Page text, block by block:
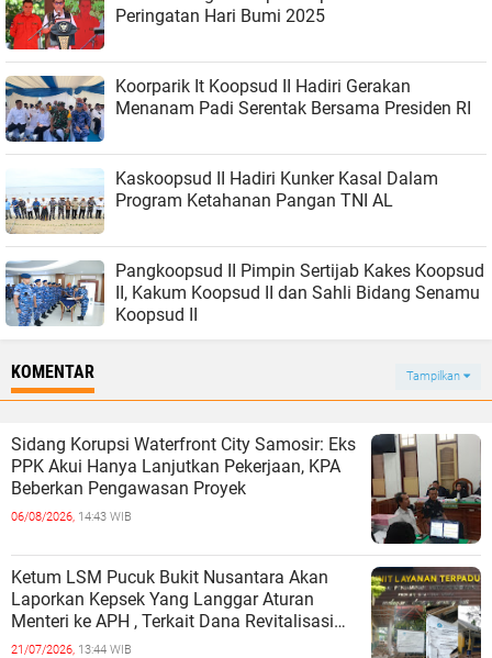
Peringatan Hari Bumi 2025
Koorparik It Koopsud II Hadiri Gerakan
Menanam Padi Serentak Bersama Presiden RI
Kaskoopsud II Hadiri Kunker Kasal Dalam
Program Ketahanan Pangan TNI AL
Pangkoopsud II Pimpin Sertijab Kakes Koopsud
II, Kakum Koopsud II dan Sahli Bidang Senamu
Koopsud II
KOMENTAR Tampilkan
Sidang Korupsi Waterfront City Samosir: Eks
PPK Akui Hanya Lanjutkan Pekerjaan, KPA
Beberkan Pengawasan Proyek
06/08/2026, 14:43 WIB
Ketum LSM Pucuk Bukit Nusantara Akan
Laporkan Kepsek Yang Langgar Aturan
Menteri ke APH , Terkait Dana Revitalisasi
Sekolah
21/07/2026, 13:44 WIB